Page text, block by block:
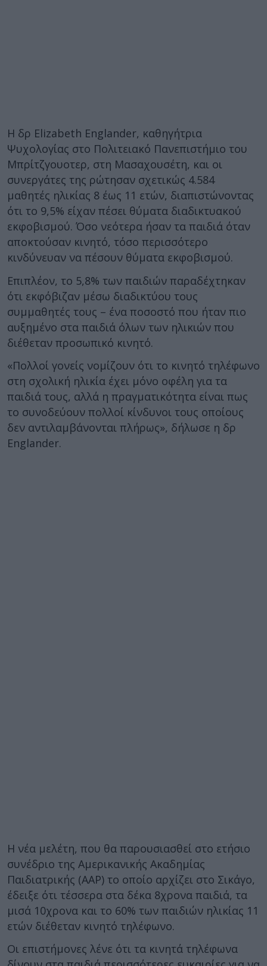
Η δρ Elizabeth Englander, καθηγήτρια
Ψυχολογίας στο Πολιτειακό Πανεπιστήμιο του
Μπρίτζγουοτερ, στη Μασαχουσέτη, και οι
συνεργάτες της ρώτησαν σχετικώς 4.584
μαθητές ηλικίας 8 έως 11 ετών, διαπιστώνοντας
ότι το 9,5% είχαν πέσει θύματα διαδικτυακού
εκφοβισμού. Όσο νεότερα ήσαν τα παιδιά όταν
αποκτούσαν κινητό, τόσο περισσότερο
κινδύνευαν να πέσουν θύματα εκφοβισμού.
Επιπλέον, το 5,8% των παιδιών παραδέχτηκαν
ότι εκφόβιζαν μέσω διαδικτύου τους
συμμαθητές τους – ένα ποσοστό που ήταν πιο
αυξημένο στα παιδιά όλων των ηλικιών που
διέθεταν προσωπικό κινητό.
«Πολλοί γονείς νομίζουν ότι το κινητό τηλέφωνο
στη σχολική ηλικία έχει μόνο οφέλη για τα
παιδιά τους, αλλά η πραγματικότητα είναι πως
το συνοδεύουν πολλοί κίνδυνοι τους οποίους
δεν αντιλαμβάνονται πλήρως», δήλωσε η δρ
Englander.
Η νέα μελέτη, που θα παρουσιασθεί στο ετήσιο
συνέδριο της Αμερικανικής Ακαδημίας
Παιδιατρικής (AAP) το οποίο αρχίζει στο Σικάγο,
έδειξε ότι τέσσερα στα δέκα 8χρονα παιδιά, τα
μισά 10χρονα και το 60% των παιδιών ηλικίας 11
ετών διέθεταν κινητό τηλέφωνο.
Οι επιστήμονες λένε ότι τα κινητά τηλέφωνα